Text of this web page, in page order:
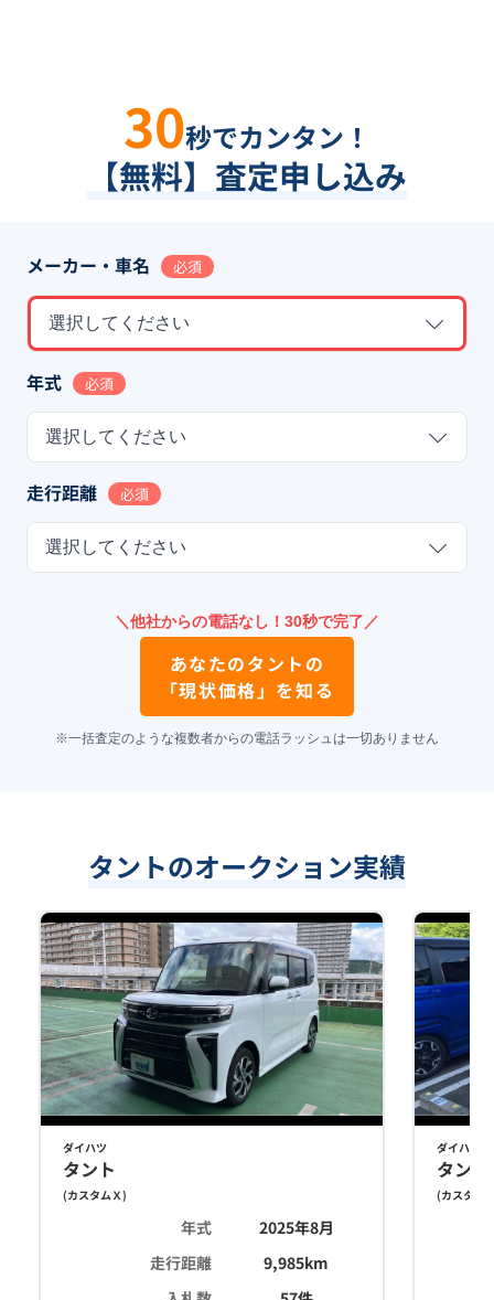
30秒でカンタン！
【無料】査定申し込み
メーカー・車名 必須
選択してください
年式 必須
選択してください
走行距離 必須
選択してください
＼他社からの電話なし！30秒で完了／
あなたのタント の
「現状価格」を知る
※一括査定のような複数者からの電話ラッシュは一切ありません
タントのオークション実績
ダイハツ
タント
(カスタムＸ)
年式
2025年8月
走行距離
9,985km
ダイハツ
タント
(カスタム